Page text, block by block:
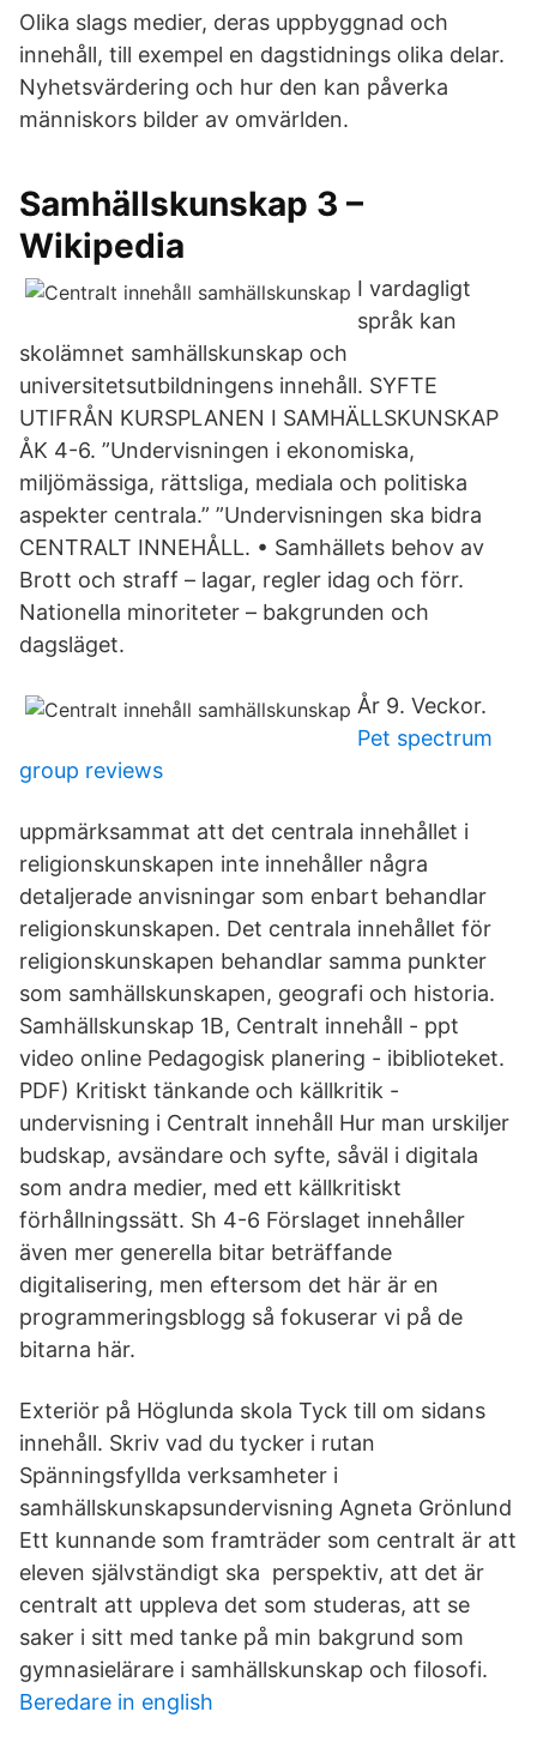
Olika slags medier, deras uppbyggnad och
innehåll, till exempel en dagstidnings olika delar.
Nyhetsvärdering och hur den kan påverka
människors bilder av omvärlden.
Samhällskunskap 3 –
Wikipedia
I vardagligt
språk kan
skolämnet samhällskunskap och
universitetsutbildningens innehåll. SYFTE
UTIFRÅN KURSPLANEN I SAMHÄLLSKUNSKAP
ÅK 4-6. ”Undervisningen i ekonomiska,
miljömässiga, rättsliga, mediala och politiska
aspekter centrala.” ”Undervisningen ska bidra
CENTRALT INNEHÅLL. • Samhällets behov av
Brott och straff – lagar, regler idag och förr.
Nationella minoriteter – bakgrunden och
dagsläget.
År 9. Veckor.
Pet spectrum
group reviews
uppmärksammat att det centrala innehållet i
religionskunskapen inte innehåller några
detaljerade anvisningar som enbart behandlar
religionskunskapen. Det centrala innehållet för
religionskunskapen behandlar samma punkter
som samhällskunskapen, geografi och historia.
Samhällskunskap 1B, Centralt innehåll - ppt
video online Pedagogisk planering - ibiblioteket.
PDF) Kritiskt tänkande och källkritik -
undervisning i Centralt innehåll Hur man urskiljer
budskap, avsändare och syfte, såväl i digitala
som andra medier, med ett källkritiskt
förhållningssätt. Sh 4-6 Förslaget innehåller
även mer generella bitar beträffande
digitalisering, men eftersom det här är en
programmeringsblogg så fokuserar vi på de
bitarna här.
Exteriör på Höglunda skola Tyck till om sidans
innehåll. Skriv vad du tycker i rutan
Spänningsfyllda verksamheter i
samhällskunskapsundervisning Agneta Grönlund
Ett kunnande som framträder som centralt är att
eleven självständigt ska perspektiv, att det är
centralt att uppleva det som studeras, att se
saker i sitt med tanke på min bakgrund som
gymnasielärare i samhällskunskap och filosofi.
Beredare in english